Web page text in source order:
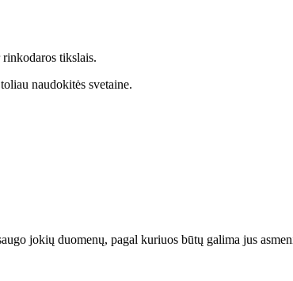
tikslais.
naudokitės svetaine.
jokių duomenų, pagal kuriuos būtų galima jus